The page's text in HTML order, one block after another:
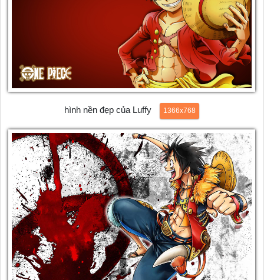
hình nền đẹp của Luffy 1366x768